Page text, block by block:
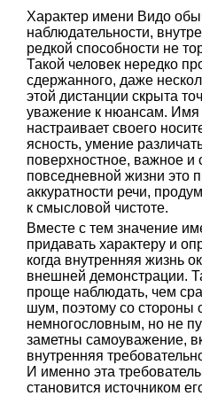
Характер имени Видо
наблюдательности,
редкой способности не
Такой человек нередко
сдержанного, даже
этой дистанции скрыта
уважение к нюансам. Имя
настраивает своего
ясность, умение
поверхностное, важное и
повседневной жизни это
аккуратности речи,
к смысловой чистоте.
Вместе с тем значение
придавать характеру и
когда внутренняя жизнь
внешней демонстрации.
проще наблюдать, чем
шум, поэтому со стороны
немногословным, но не
заметны самоуважение,
внутренняя
И именно эта
становится источником